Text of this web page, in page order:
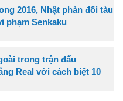
2016, Nhật phản đối tàu
phạm Senkaku
trong trận đấu
Real với cách biệt 10